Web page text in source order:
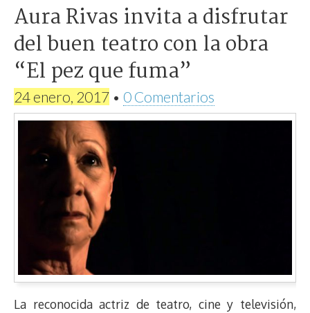
Aura Rivas invita a disfrutar
del buen teatro con la obra
“El pez que fuma”
24 enero, 2017 • 0 Comentarios
La reconocida actriz de teatro, cine y televisión,